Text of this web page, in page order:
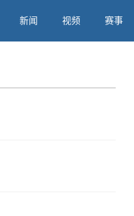
新闻 视频 赛事